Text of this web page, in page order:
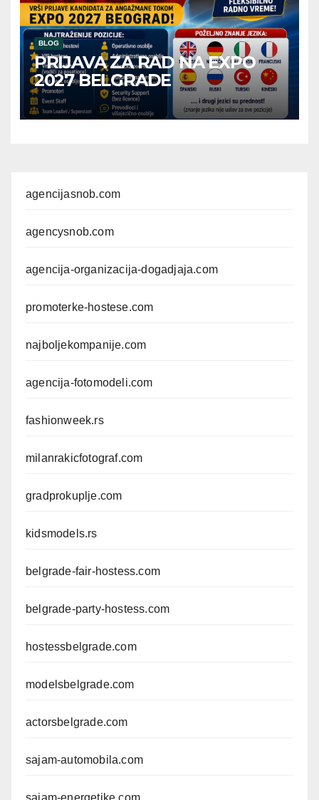
BLOG
PRIJAVA ZA RAD NA EXPO
2027 BELGRADE
agencijasnob.com
agencysnob.com
agencija-organizacija-dogadjaja.com
promoterke-hostese.com
najboljekompanije.com
agencija-fotomodeli.com
fashionweek.rs
milanrakicfotograf.com
gradprokuplje.com
kidsmodels.rs
belgrade-fair-hostess.com
belgrade-party-hostess.com
hostessbelgrade.com
modelsbelgrade.com
actorsbelgrade.com
sajam-automobila.com
sajam-energetike.com